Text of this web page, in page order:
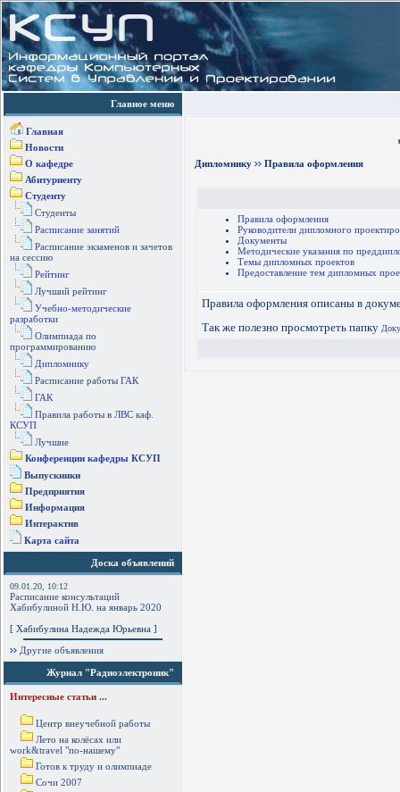
Главное меню
Главная
Новости
О кафедре
Абитуриенту
Студенту
Студенты
Расписание занятий
Расписание экзаменов и зачетов
на сессию
Рейтинг
Лучший рейтинг
Учебно-методические
разработки
Олимпиада по
программированию
Дипломнику
Расписание работы ГАК
ГАК
Правила работы в ЛВС каф.
КСУП
Лучшие
Конференции кафедры КСУП
Выпускники
Предприятия
Информация
Интерактив
Карта сайта
Доска объявлений
09.01.20, 10:12
Расписание консультаций
Хабибулиной Н.Ю. на январь 2020
[ Хабибулина Надежда Юрьевна ]
Другие объявления
Журнал "Радиоэлектроник"
Интересные статьи ...
Центр внеучебной работы
Лето на колёсах или
work&travel "по-нашему"
Готов к труду и олимпиаде
Сочи 2007
Дипломнику Правила оформления
Правила оформления
Руководители дипломного
Документы
Методические указания по
Темы дипломных проектов
Предоставление тем дипломных
Правила оформления описаны в
Так же полезно просмотреть папку